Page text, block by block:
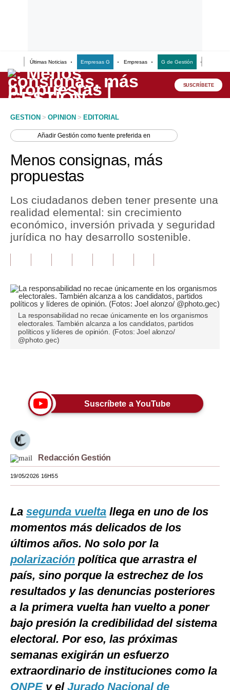
Últimas Noticias Empresas G Empresas G de Gestión
Lo último
Peru Quiosco
Economía
Política
Inmobiliarias
Opinión
Tendencias
Lujo
Viajes
Moda
Mundo
México
España
Tecnología
Club del Suscriptor
Mix
SUSCRÍBETE
GESTION > OPINION > EDITORIAL
AñadirGestión como fuente preferida en
Menos consignas, más
propuestas
Los ciudadanos deben tener presente una
realidad elemental: sin crecimiento
económico, inversión privada y seguridad
jurídica no hay desarrollo sostenible.
La responsabilidad no recae únicamente en los organismos
electorales. También alcanza a los candidatos, partidos
políticos y líderes de opinión. (Fotos: Joel alonzo/
@photo.gec)
Suscríbete a YouTube
Redacción Gestión
19/05/2026 16H55
La segunda vuelta llega en uno de los
momentos más delicados de los
últimos años. No solo por la
polarización política que arrastra el
país, sino porque la estrechez de los
resultados y las denuncias posteriores
a la primera vuelta han vuelto a poner
bajo presión la credibilidad del sistema
electoral. Por eso, las próximas
semanas exigirán un esfuerzo
extraordinario de instituciones como la
ONPEy el Jurado Nacional de